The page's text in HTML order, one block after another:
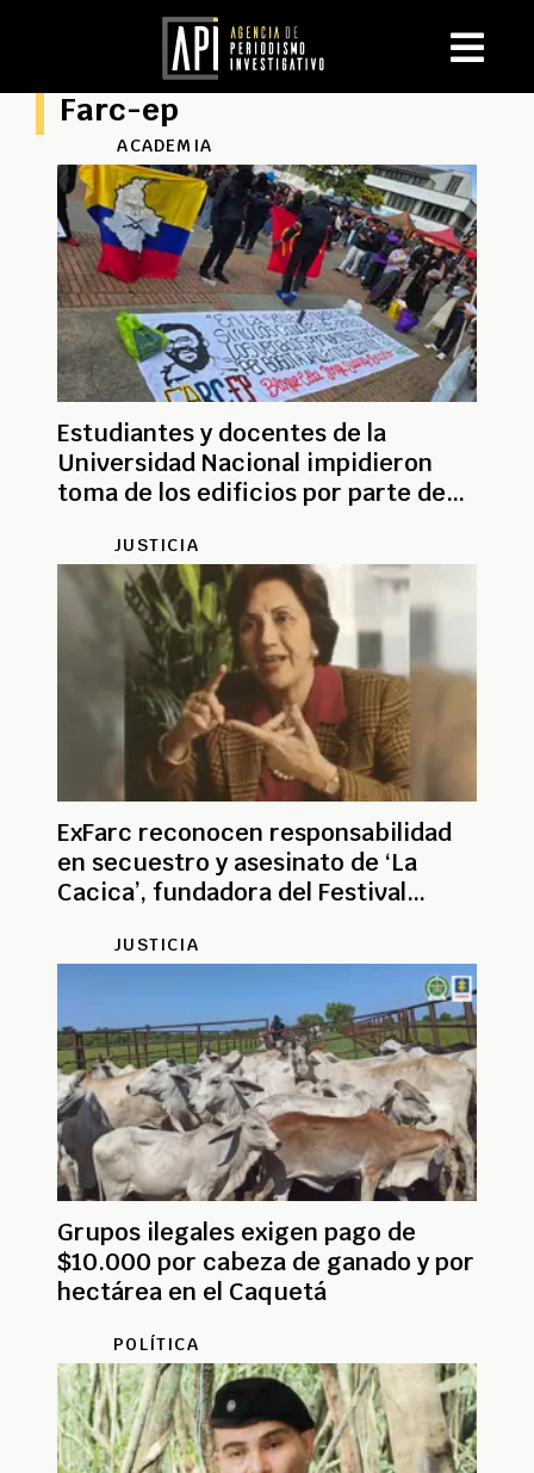
Farc-ep
ACADEMIA
Estudiantes y docentes de la
Universidad Nacional impidieron
toma de los edificios por parte de
JUSTICIA
ExFarc reconocen responsabilidad
en secuestro y asesinato de ‘La
Cacica’, fundadora del Festival
JUSTICIA
Grupos ilegales exigen pago de
$10.000 por cabeza de ganado y por
hectárea en el Caquetá
POLÍTICA